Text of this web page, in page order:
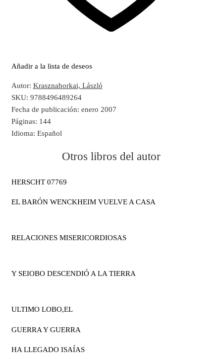
Añadir a la lista de deseos
Autor: Krasznahorkai, László
SKU: 9788496489264
Fecha de publicación: enero 2007
Páginas: 144
Idioma: Español
Otros libros del autor
HERSCHT 07769
EL BARÓN WENCKHEIM VUELVE A CASA
RELACIONES MISERICORDIOSAS
Y SEIOBO DESCENDIÓ A LA TIERRA
ULTIMO LOBO,EL
GUERRA Y GUERRA
HA LLEGADO ISAÍAS